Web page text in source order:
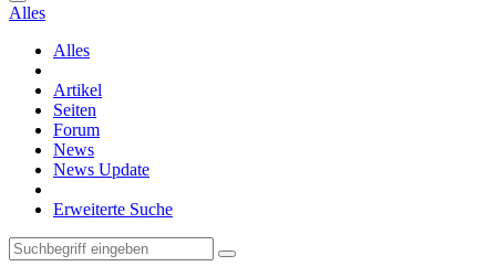
Alles
Alles
Artikel
Seiten
Forum
News
News Update
Erweiterte Suche